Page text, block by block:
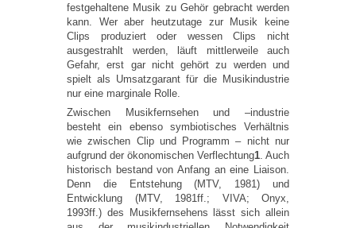
festgehaltene Musik zu Gehör gebracht werden
kann. Wer aber heutzutage zur Musik keine
Clips produziert oder wessen Clips nicht
ausgestrahlt werden, läuft mittlerweile auch
Gefahr, erst gar nicht gehört zu werden und
spielt als Umsatzgarant für die Musikindustrie
nur eine marginale Rolle.
Zwischen Musikfernsehen und –industrie
besteht ein ebenso symbiotisches Verhältnis
wie zwischen Clip und Programm – nicht nur
aufgrund der ökonomischen Verflechtung1. Auch
historisch bestand von Anfang an eine Liaison.
Denn die Entstehung (MTV, 1981) und
Entwicklung (MTV, 1981ff.; VIVA; Onyx,
1993ff.) des Musikfernsehens lässt sich allein